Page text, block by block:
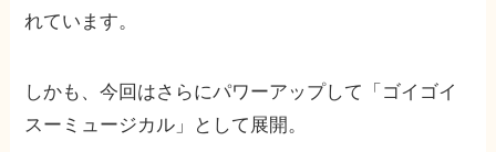
れています。
しかも、今回はさらにパワーアップして「ゴイゴイ
スーミュージカル」として展開。